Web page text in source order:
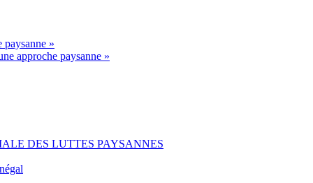
»
approche paysanne »
DES LUTTES PAYSANNES